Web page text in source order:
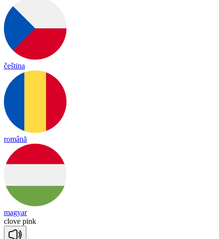
čeština
română
magyar
clove pink